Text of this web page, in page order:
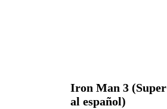
Iron Man 3
al español)